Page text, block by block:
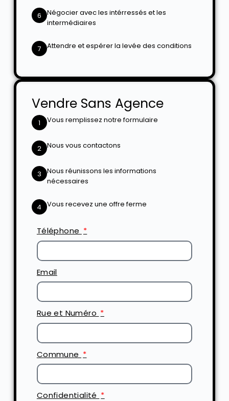
Vendre Sans Agence
1 Vous remplissez notre formulaire
2 Nous vous contactons
3
Nous réunissons les informations
nécessaires
4 Vous recevez une offre ferme
Téléphone
Email
Rue et Numéro
Commune
Confidentialité
6
Négocier avec les intérressés et les
intermédiaires
7 Attendre et espérer la levée des conditions